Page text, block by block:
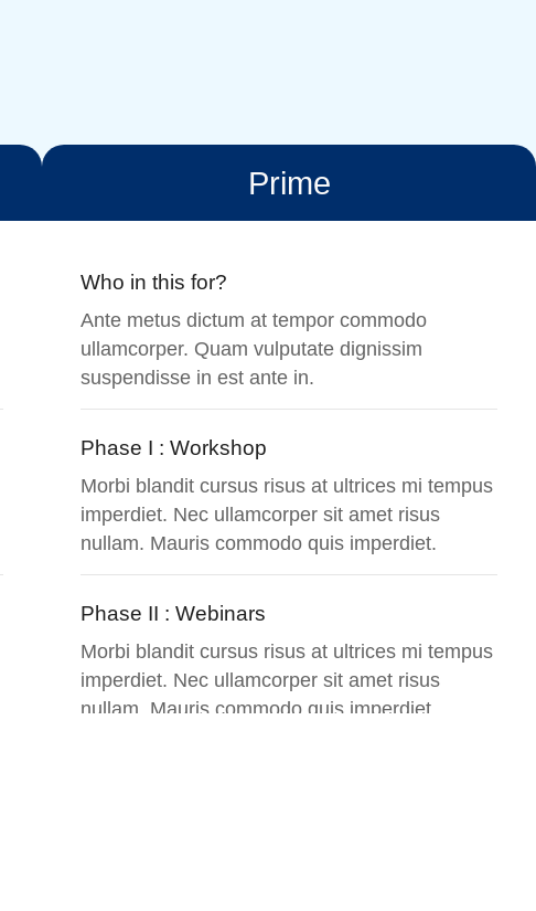
Prime
Who in this for?
Ante metus dictum at tempor commodo
ullamcorper. Quam vulputate dignissim
suspendisse in est ante in.
Phase I : Workshop
Morbi blandit cursus risus at ultrices mi tempus
imperdiet. Nec ullamcorper sit amet risus
nullam. Mauris commodo quis imperdiet.
Phase II : Webinars
Morbi blandit cursus risus at ultrices mi tempus
imperdiet. Nec ullamcorper sit amet risus
nullam. Mauris commodo quis imperdiet.